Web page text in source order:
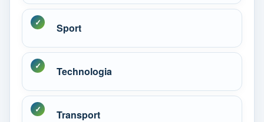
Sport
Technologia
Transport